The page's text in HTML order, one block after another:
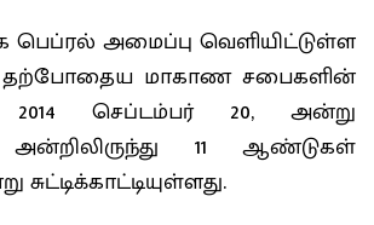
பெப்ரல் அமைப்பு வெளியிட்டுள்ள
தற்போதைய மாகாண சபைகளின்
2014 செப்டம்பர் 20, அன்று
அன்றிலிருந்து 11 ஆண்டுகள்